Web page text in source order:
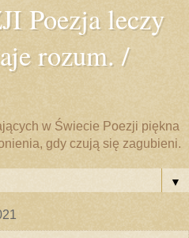
Poezja leczy
rozum. /
w Świecie Poezji piękna
gdy czują się zagubieni.
▼